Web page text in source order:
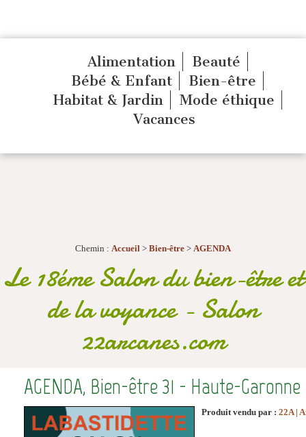
Alimentation
Beauté
Bébé & Enfant
Bien-être
Habitat & Jardin
Mode éthique
Vacances
Chemin : Accueil > Bien-être > AGENDA
Le 18éme Salon du bien-être et
de la voyance- Salon
22arcanes.com
AGENDA, Bien-être 31 - Haute-
Produit vendu par : 22A |